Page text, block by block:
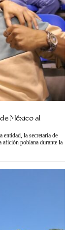
México al
la secretaria de
afición poblana durante la